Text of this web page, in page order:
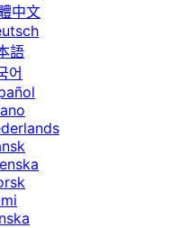
中文
語
어